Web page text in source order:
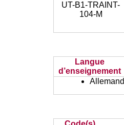
UT-B1-TRAINT-
104-M
Langue
d’enseignement
Allemand